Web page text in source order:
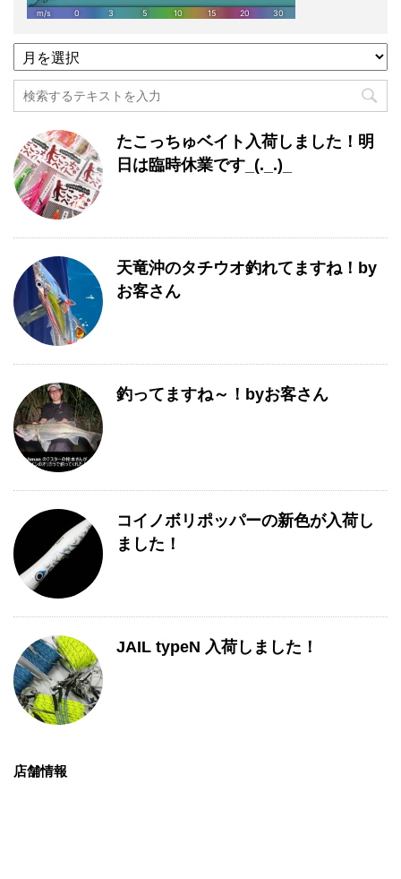
過
去
記
事
別
一
覧
たこっちゅベイト入荷しました！明
日は臨時休業です_(._.)_
天竜沖のタチウオ釣れてますね！by
お客さん
釣ってますね～！byお客さん
コイノボリポッパーの新色が入荷し
ました！
JAIL typeN 入荷しました！
店舗情報